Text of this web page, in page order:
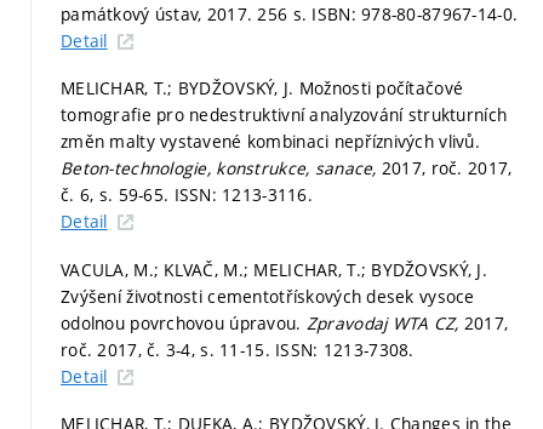
památkový ústav, 2017. 256 s. ISBN: 978-80-87967-14-0.
Detail
MELICHAR, T.; BYDŽOVSKÝ, J. Možnosti počítačové
tomografie pro nedestruktivní analyzování strukturních
změn malty vystavené kombinaci nepříznivých vlivů.
Beton-technologie, konstrukce, sanace, 2017, roč. 2017,
č. 6, s. 59-65. ISSN: 1213-3116.
Detail
VACULA, M.; KLVAČ, M.; MELICHAR, T.; BYDŽOVSKÝ, J.
Zvýšení životnosti cementotřískových desek vysoce
odolnou povrchovou úpravou. Zpravodaj WTA CZ, 2017,
roč. 2017, č. 3-4,s. 11-15. ISSN: 1213-7308.
Detail
MELICHAR, T.; DUFKA, A.; BYDŽOVSKÝ, J. Changes in the